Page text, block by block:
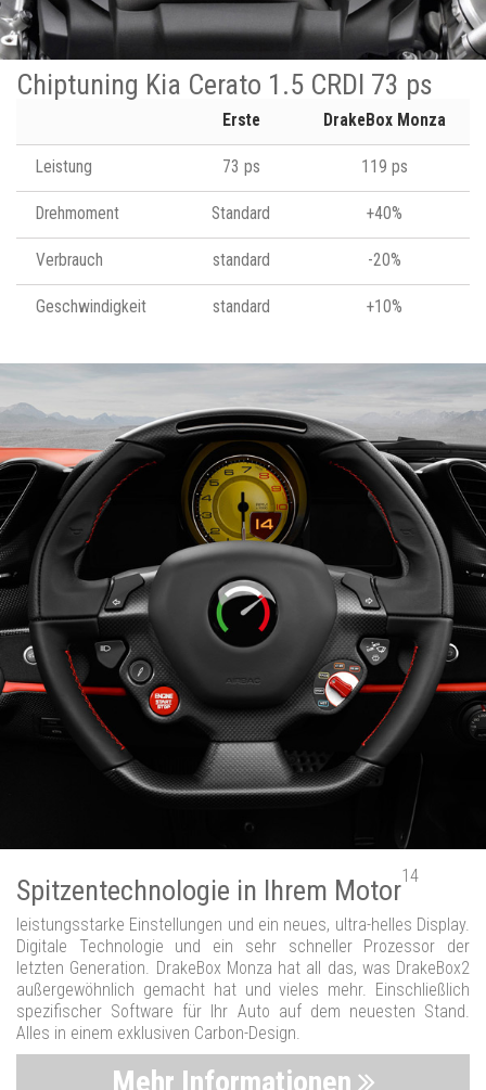
Chiptuning Kia Cerato 1.5 CRDI 73 ps
Erste DrakeBox Monza
Leistung 73 ps 119 ps
Drehmoment Standard +40%
Verbrauch standard -20%
Geschwindigkeit standard +10%
Spitzentechnologie in Ihrem Motor14
leistungsstarke Einstellungen und ein neues, ultra-helles Display.
Digitale Technologie und ein sehr schneller Prozessor der
letzten Generation. DrakeBox Monza hat all das, was DrakeBox2
außergewöhnlich gemacht hat und vieles mehr. Einschließlich
spezifischer Software für Ihr Auto auf dem neuesten Stand.
Alles in einem exklusiven Carbon-Design.
Mehr Informationen